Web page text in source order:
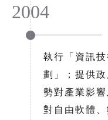
2004
執行「資訊
劃」；提供
勢對產業影
對自由軟體